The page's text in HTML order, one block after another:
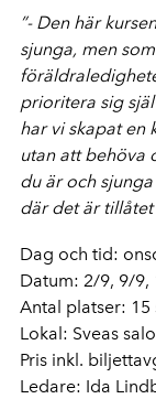
”- Den här
sjunga, men
prioritera sig
har vi skapat en
utan att behöva
du är och
där det är tillåtet
Dag och tid:
Datum: 2/9, 9/9,
Antal platser: 15
Lokal: Sveas
Pris inkl.
Ledare: Ida